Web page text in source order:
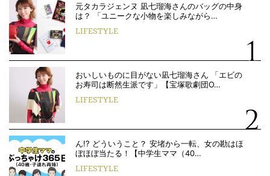
元タカラジェンヌ 凪七瑠海さんのバッグの中身
は？ 「ユニークな小物を楽しみながら…
LIFESTYLE
おいしいものに目がない凪七瑠海さん 「エビの
お寿司は断然生派です」【宝塚歌劇団O…
LIFESTYLE
ん!? どういうこと？ 安堵から一転、女の勘はほ
ぼほぼ当たる！【中学生ママ（40…
LIFESTYLE